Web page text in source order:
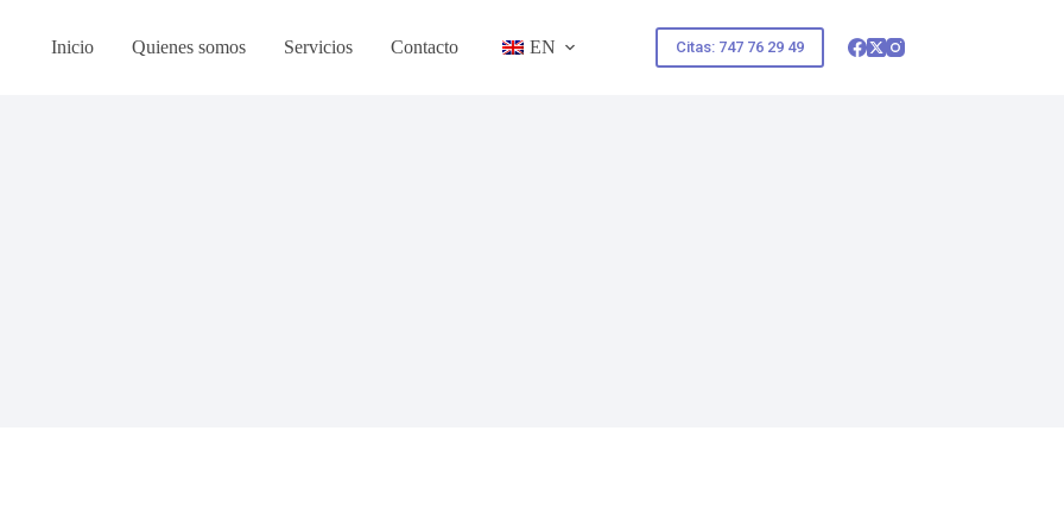
Inicio Quienes somos Servicios Contacto EN Citas: 747 76 29 49